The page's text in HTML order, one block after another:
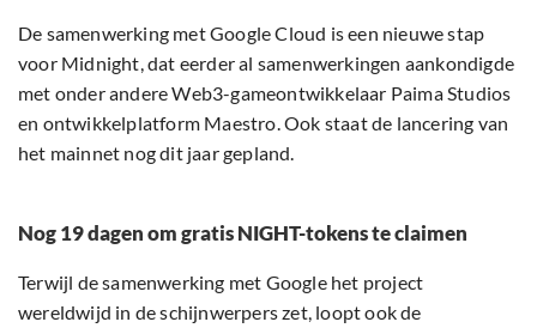
De samenwerking met Google Cloud is een nieuwe stap
voor Midnight, dat eerder al samenwerkingen aankondigde
met onder andere Web3-gameontwikkelaar Paima Studios
en ontwikkelplatform Maestro. Ook staat de lancering van
het mainnet nog dit jaar gepland.
Nog 19 dagen om gratis NIGHT-tokens te claimen
Terwijl de samenwerking met Google het project
wereldwijd in de schijnwerpers zet, loopt ook de